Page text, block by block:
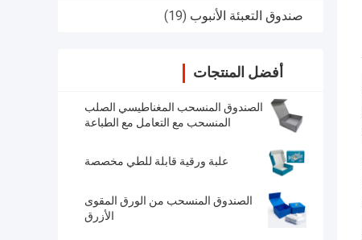
صندوق التعبئة الأنبوب (19)
أفضل المنتجات
الصندوق المنسحب المغناطيسي الصلب
المنسحب مع التعامل مع الطباعة
علبة ورقية قابلة للطي مخصصة
الصندوق المنسحب من الورق المقوى
الأزرق